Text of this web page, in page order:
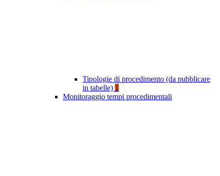
Tipologie di procedimento (da pubblicare
in tabelle) 1
Monitoraggio tempi procedimentali